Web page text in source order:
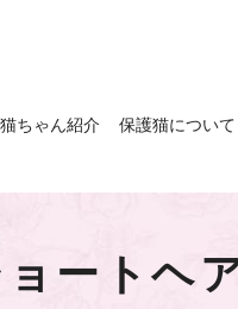
猫ちゃん紹介 保護猫について
ートヘ